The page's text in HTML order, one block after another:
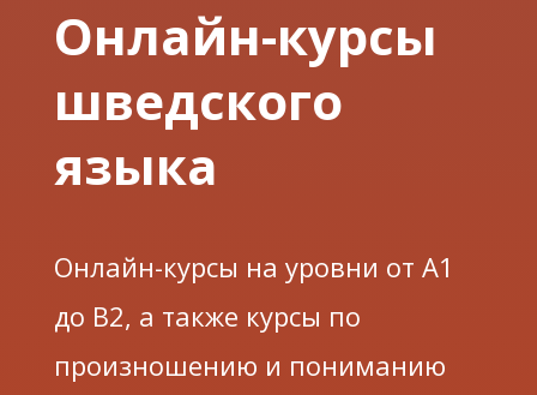
Онлайн-курсы
шведского
языка
Онлайн-курсы на уровни от А1
до В2, а также курсы по
произношению и пониманию